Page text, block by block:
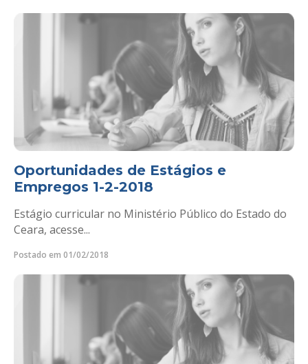
Oportunidades de Estágios e
Empregos 1-2-2018
Estágio curricular no Ministério Público do Estado do
Ceara, acesse...
Postado em 01/02/2018